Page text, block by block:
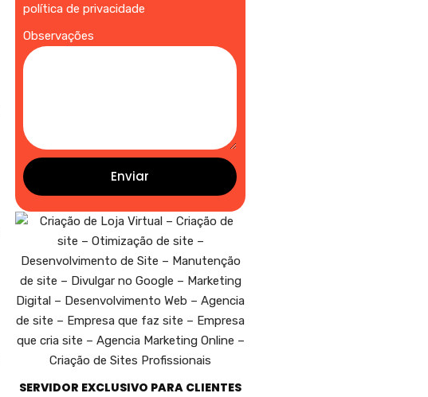
política de privacidade
Observações
Enviar
SERVIDOR EXCLUSIVO PARA CLIENTES